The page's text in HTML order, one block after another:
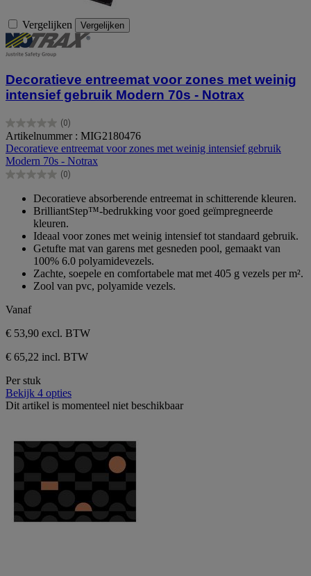
Vergelijken Vergelijken
Decoratieve entreemat voor zones met weinig
intensief gebruik Modern 70s - Notrax
(0)
0.0
van
de
5
sterren.
Artikelnummer : MIG2180476
Decoratieve entreemat voor zones met weinig intensief gebruik
Modern 70s - Notrax
(0)
0.0
sterren.
Decoratieve absorberende entreemat in schitterende kleuren.
BrilliantStep™-bedrukking voor goed geïmpregneerde
kleuren.
Ideaal voor zones met weinig intensief tot standaard gebruik.
Getufte mat van garens met gesneden pool, gemaakt van
100% 6.0 polyamidevezels.
Zachte, soepele en comfortabele mat met 405 g vezels per m².
Zool van pvc, polyamide vezels.
Vanaf
€ 53,90 excl. BTW
€ 65,22 incl. BTW
Per stuk
Bekijk 4 opties
Dit artikel is momenteel niet beschikbaar